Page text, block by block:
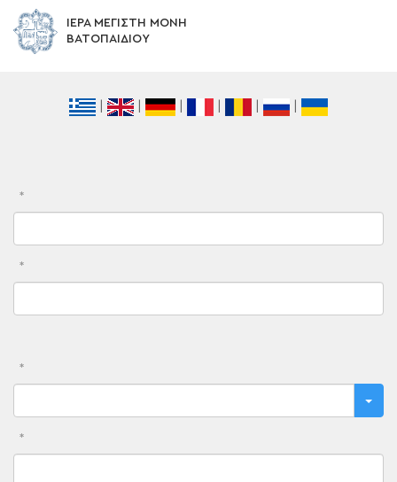
ΙΕΡΑ ΜΕΓΙΣΤΗ ΜΟΝΗ
ΒΑΤΟΠΑΙΔΙΟΥ
*
*
*
*